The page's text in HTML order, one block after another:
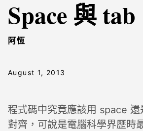
Space 與
阿恆
August 1, 2013
程式碼中究竟應該用 space
對齊，可說是電腦科學界歷時